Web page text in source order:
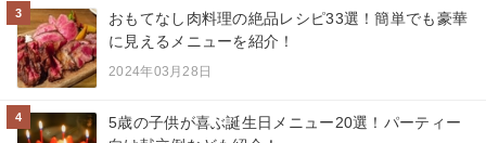
3
おもてなし肉料理の絶品レシピ33選！簡単でも豪華
に見えるメニューを紹介！
2024年03月28日
4
5歳の子供が喜ぶ誕生日メニュー20選！パーティー